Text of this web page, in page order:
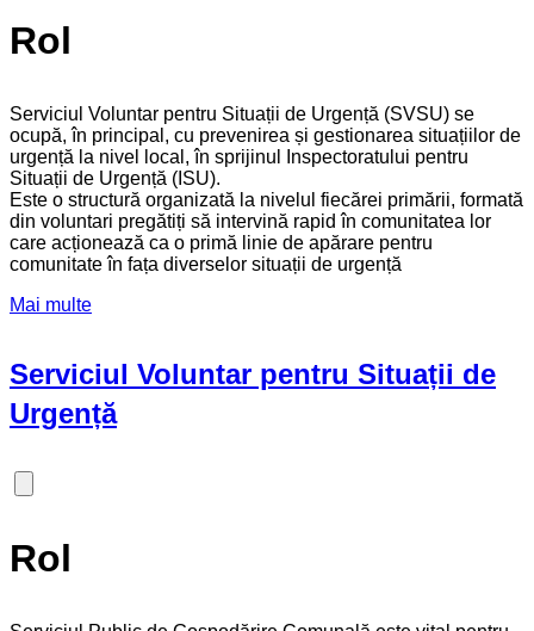
Rol
Serviciul Voluntar pentru Situații de Urgență (SVSU) se
ocupă, în principal, cu prevenirea și gestionarea situațiilor de
urgență la nivel local, în sprijinul Inspectoratului pentru
Situații de Urgență (ISU).
Este o structură organizată la nivelul fiecărei primării, formată
din voluntari pregătiți să intervină rapid în comunitatea lor
care acționează ca o primă linie de apărare pentru
comunitate în fața diverselor situații de urgență
Mai multe
Serviciul Voluntar pentru Situații de
Urgență
Rol